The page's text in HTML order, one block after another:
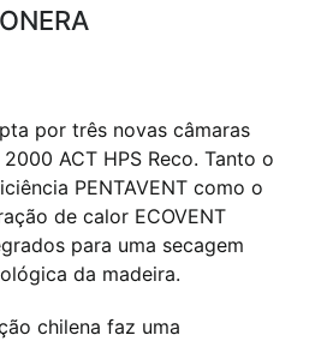
por três novas câmaras
ACT HPS Reco. Tanto o
PENTAVENT como o
de calor ECOVENT
para uma secagem
da madeira.
chilena faz uma